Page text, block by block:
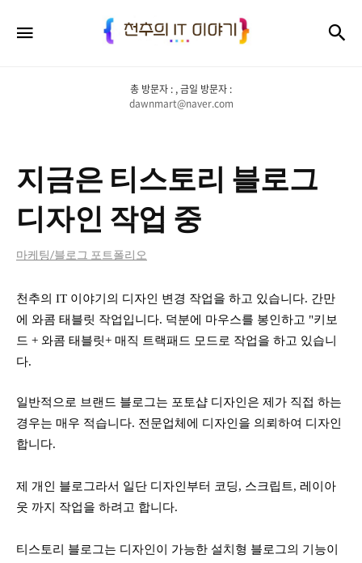
천
추
의
IT
야
기
총 방문자 : , 금일 방문자 :
dawnmart@naver.com
지금은 티스토리 블로그
디자인 작업 중
마케팅/블로그 포트폴리오
천추의 IT 이야기의 디자인 변경 작업을 하고 있습니다. 간만
에 와콤 태블릿 작업입니다. 덕분에 마우스를 봉인하고 "키보
드 + 와콤 태블릿+ 매직 트랙패드 모드로 작업을 하고 있습니
다.
일반적으로 브랜드 블로그는 포토샵 디자인은 제가 직접 하는
경우는 매우 적습니다. 전문업체에 디자인을 의뢰하여 디자인
합니다.
제 개인 블로그라서 일단 디자인부터 코딩, 스크립트, 레이아
웃 까지 작업을 하려고 합니다.
티스토리 블로그는 디자인이 가능한 설치형 블로그의 기능이